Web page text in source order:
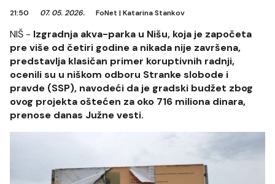
21:50 07. 05. 2026. FoNet |Katarina Stankov
NIŠ - Izgradnja akva-parka u Nišu, koja je započeta
pre više od četiri godine a nikada nije završena,
predstavlja klasičan primer koruptivnih radnji,
ocenili su u niškom odboru Stranke slobode i
pravde (SSP), navodeći da je gradski budžet zbog
ovog projekta oštećen za oko 716 miliona dinara,
prenose danas Južne vesti.